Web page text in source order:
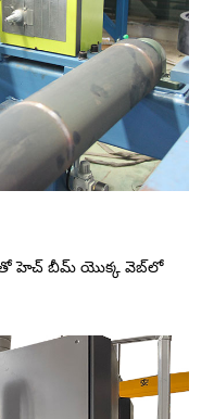
హెచ్ బీమ్ యొక్క వెబ్‌లో